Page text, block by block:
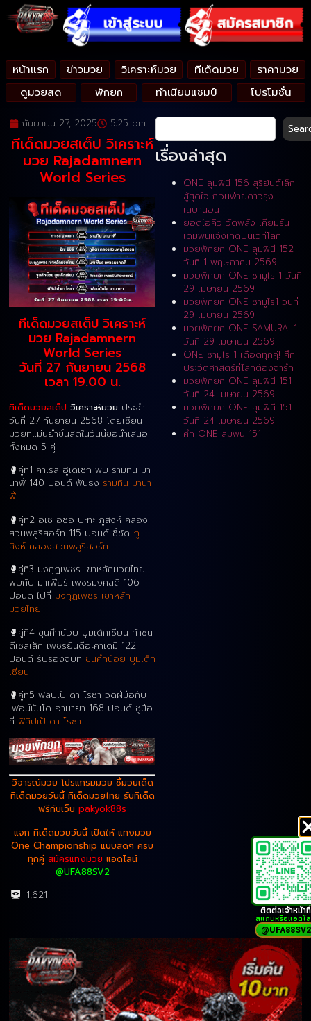
หน้าแรก ข่าวมวย วิเคราะห์มวย ทีเด็ดมวย
ราคามวย
ดูมวยสด
พักยก ทำเนียบแชมป์ โปรโมชั่น
กันยายน 27, 2025 5:25 pm
ทีเด็ดมวยสเต็ป วิเคราะห์
มวย Rajadamnern
World Series
ทีเด็ดมวยสเต็ป วิเคราะห์
มวย Rajadamnern
World Series
วันที่ 27 กันยายน 2568
เวลา 19.00 น.
ทีเด็ดมวยสเต็ป วิเคราะห์มวย ประจำ
วันที่ 27 กันยายน 2568 โดยเซียน
มวยที่แม่นยำขั้นสุดในวันนี้ขอนำเสนอ
ทั้งหมด 5 คู่
🥊คู่ที่1 คาเรล ฮูเดเชก พบ รามทิน มา
นาฟี่ 140 ปอนด์ ฟันธง รามทิน มานา
ฟี่
🥊คู่ที่2 อิเซ อิชิอิ ปะทะ ภูสิงห์ คลอง
สวนพลูรีสอร์ท 115 ปอนด์ ชี้ชัด ภู
สิงห์ คลองสวนพลูรีสอร์ท
🥊คู่ที่3 มงกุฏเพชร เขาหลักมวยไทย
พบกับ มาเฟียร์ เพชรมงคลดี 106
ปอนด์ ไปที่ มงกุฏเพชร เขาหลัก
มวยไทย
🥊คู่ที่4 ขุนศึกน้อย บูมเด็กเซียน ท้าชน
ดีเซลเล็ก เพชรยินดีอะคาเดมี่ 122
ปอนด์ รับรองจบที่ ขุนศึกน้อย บูมเด็ก
เซียน
🥊คู่ที่5 ฟิลิปเป้ ดา โรซ่า วัดฝีมือกับ
เฟอน์นันโด อามายา 168 ปอนด์ ชูมือ
ที่ ฟิลิปเป้ ดา โรซ่า
วิจารณ์มวย โปรแกรมมวย ชี้มวยเด็ด
ทีเด็ดมวยวันนี้ ทีเด็ดมวยไทย รับทีเด็ด
ฟรีกับเว็บ pakyok88s
แจก ทีเด็ดมวยวันนี้ เปิดให้ แทงมวย
One Championship แบบสดๆ ครบ
ทุกคู่ สมัครแทงมวย แอดไลน์
@UFA88SV2
1,621
เรื่องล่าสุด
ONE ลุมพินี 156 สุริยันต์เล็ก
สู้สุดใจ ก่อนพ่ายดาวรุ่ง
เลบานอน
ยอดไอคิว วัดพลัง เคียมรัน
เดิมพันแจ้งเกิดบนเวทีโลก
มวยพักยก ONE ลุมพินี 152
วันที่ 1 พฤษภาคม 2569
มวยพักยก ONE ซามูไร 1 วันที่
29 เมษายน 2569
มวยพักยก ONE ซามูไร1 วันที่
29 เมษายน 2569
มวยพักยก ONE SAMURAI 1
วันที่ 29 เมษายน 2569
ONE ซามูไร 1 เดือดทุกคู่! ศึก
ประวัติศาสตร์ที่โลกต้องจารึก
มวยพักยก ONE ลุมพินี 151
วันที่ 24 เมษายน 2569
มวยพักยก ONE ลุมพินี 151
วันที่ 24 เมษายน 2569
ศึก ONE ลุมพินี 151
ติดต่อเจ้าหน้าที่
สแกนหรือแอดไ
@UFA88SV2